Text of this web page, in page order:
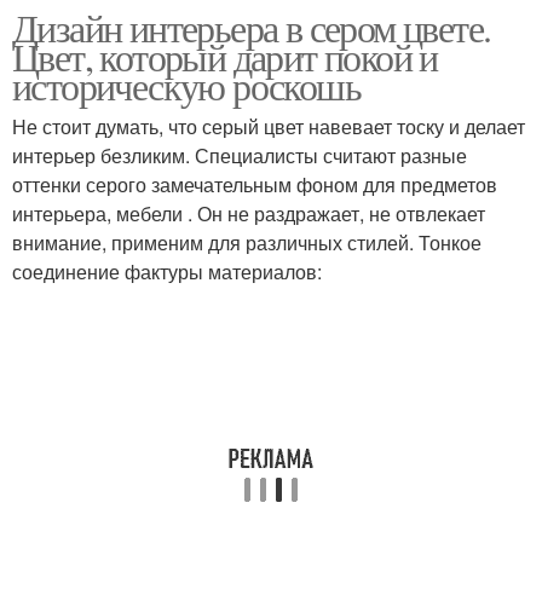
Серое оформление
Дизайн интерьера в сером цвете.
Цвет, который дарит покой и
историческую роскошь
Не стоит думать, что серый цвет навевает тоску и делает
интерьер безликим. Специалисты считают разные
оттенки серого замечательным фоном для предметов
интерьера, мебели . Он не раздражает, не отвлекает
внимание, применим для различных стилей. Тонкое
соединение фактуры материалов: